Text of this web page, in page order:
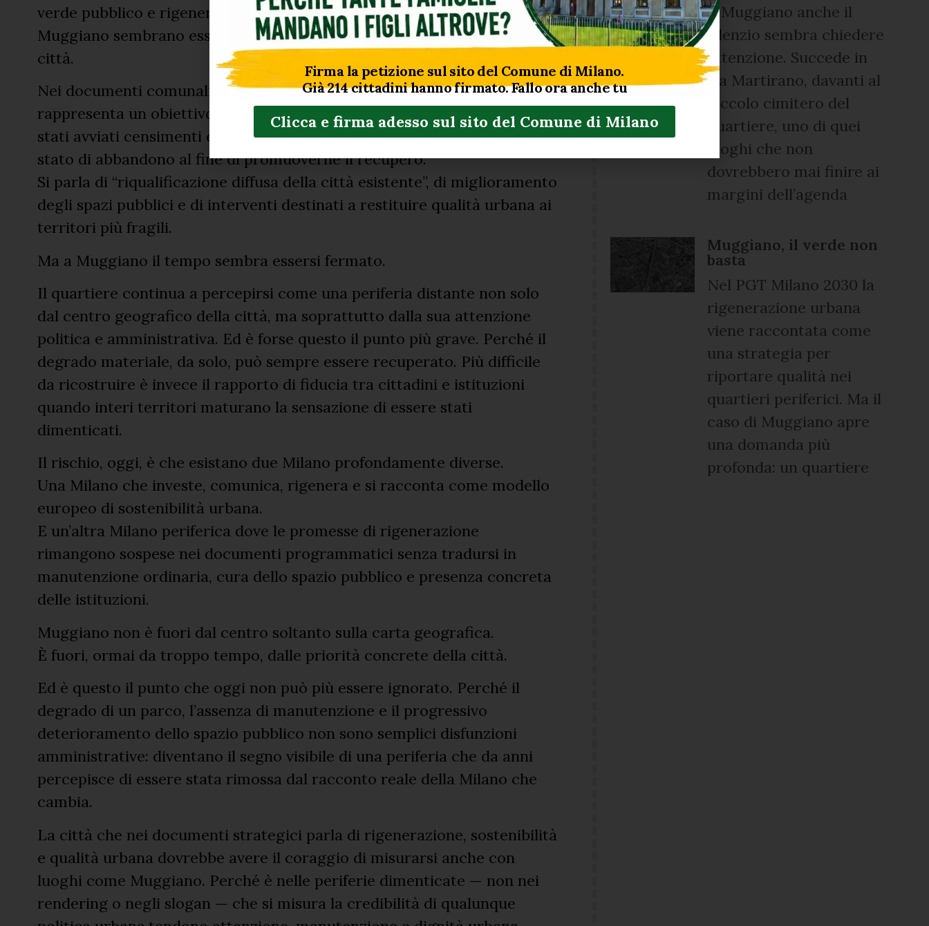
verde pubblico e rigenerazione delle periferie, interi territori come
Muggiano sembrano essere usciti dal perimetro delle priorità reali della
città.
Nei documenti comunali si legge che il contrasto al degrado urbano
rappresenta un obiettivo strategico dell’amministrazione e che sono
stati avviati censimenti e mappature per individuare edifici e aree in
stato di abbandono al fine di promuoverne il recupero.
Si parla di “riqualificazione diffusa della città esistente”, di miglioramento
degli spazi pubblici e di interventi destinati a restituire qualità urbana ai
territori più fragili.
Ma a Muggiano il tempo sembra essersi fermato.
Il quartiere continua a percepirsi come una periferia distante non solo
dal centro geografico della città, ma soprattutto dalla sua attenzione
politica e amministrativa. Ed è forse questo il punto più grave. Perché il
degrado materiale, da solo, può sempre essere recuperato. Più difficile
da ricostruire è invece il rapporto di fiducia tra cittadini e istituzioni
quando interi territori maturano la sensazione di essere stati
dimenticati.
Il rischio, oggi, è che esistano due Milano profondamente diverse.
Una Milano che investe, comunica, rigenera e si racconta come modello
europeo di sostenibilità urbana.
E un’altra Milano periferica dove le promesse di rigenerazione
rimangono sospese nei documenti programmatici senza tradursi in
manutenzione ordinaria, cura dello spazio pubblico e presenza concreta
delle istituzioni.
Muggiano non è fuori dal centro soltanto sulla carta geografica.
È fuori, ormai da troppo tempo, dalle priorità concrete della città.
Ed è questo il punto che oggi non può più essere ignorato. Perché il
degrado di un parco, l’assenza di manutenzione e il progressivo
deterioramento dello spazio pubblico non sono semplici disfunzioni
amministrative: diventano il segno visibile di una periferia che da anni
percepisce di essere stata rimossa dal racconto reale della Milano che
cambia.
La città che nei documenti strategici parla di rigenerazione, sostenibilità
e qualità urbana dovrebbe avere il coraggio di misurarsi anche con
luoghi come Muggiano. Perché è nelle periferie dimenticate — non nei
rendering o negli slogan — che si misura la credibilità di qualunque
A Muggiano anche il
silenzio sembra chiedere
attenzione. Succede in
via Martirano, davanti al
piccolo cimitero del
quartiere, uno di quei
luoghi che non
dovrebbero mai finire ai
margini dell’agenda
Muggiano, il verde non
basta
Nel PGT Milano 2030 la
rigenerazione urbana
viene raccontata come
una strategia per
riportare qualità nei
quartieri periferici. Ma il
caso di Muggiano apre
una domanda più
profonda: un quartiere
Clicca e firma adesso sul sito del Comune di Milano
Firma la petizione sul sito del Comune di Milano.
Già214cittadini hanno firmato. Fallo ora anche tu